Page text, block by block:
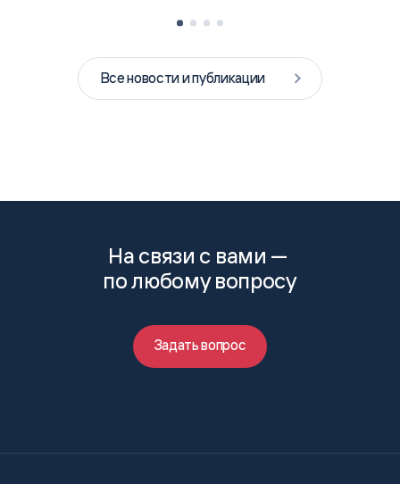
Все новости и публикации
На связи с вами —
по любому вопросу
Задать вопрос